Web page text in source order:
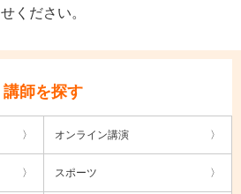
せください。
講師を探す
オンライン講演
スポーツ